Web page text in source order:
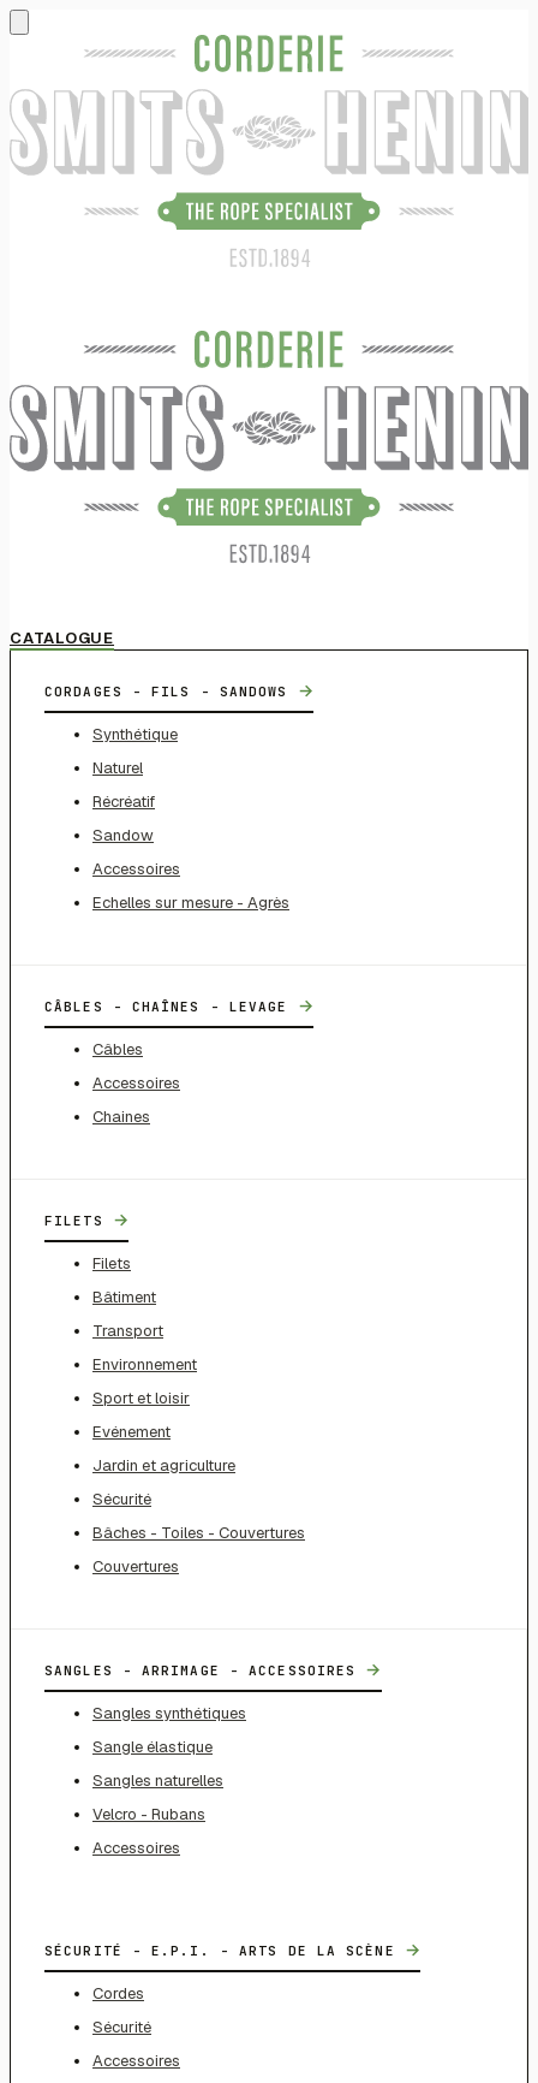
CATALOGUE
CORDAGES - FILS - SANDOWS →
Synthétique
Naturel
Récréatif
Sandow
Accessoires
Echelles sur mesure - Agrès
CÂBLES - CHAÎNES - LEVAGE →
Câbles
Accessoires
Chaines
FILETS →
Filets
Bâtiment
Transport
Environnement
Sport et loisir
Evénement
Jardin et agriculture
Sécurité
Bâches - Toiles - Couvertures
Couvertures
SANGLES - ARRIMAGE - ACCESSOIRES →
Sangles synthétiques
Sangle élastique
Sangles naturelles
Velcro - Rubans
Accessoires
SÉCURITÉ - E.P.I. - ARTS DE LA SCÈNE →
Cordes
Sécurité
Accessoires